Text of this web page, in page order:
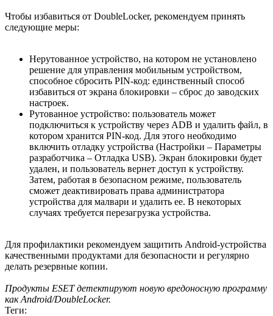
Чтобы избавиться от DoubleLocker, рекомендуем принять
следующие меры:
Нерутованное устройство, на котором не установлено
решение для управления мобильным устройством,
способное сбросить PIN-код: единственный способ
избавиться от экрана блокировки – сброс до заводских
настроек.
Рутованное устройство: пользователь может
подключиться к устройству через ADB и удалить файл, в
котором хранится PIN-код. Для этого необходимо
включить отладку устройства (Настройки – Параметры
разработчика – Отладка USB). Экран блокировки будет
удален, и пользователь вернет доступ к устройству.
Затем, работая в безопасном режиме, пользователь
сможет деактивировать права администратора
устройства для малвари и удалить ее. В некоторых
случаях требуется перезагрузка устройства.
Для профилактики рекомендуем защитить Android-устройства
качественными продуктами для безопасности и регулярно
делать резервные копии.
Продукты ESET детектируют новую вредоносную программу
как Android/DoubleLocker.
Теги: